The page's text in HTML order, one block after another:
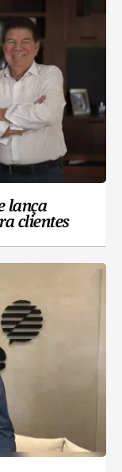
lança
clientes